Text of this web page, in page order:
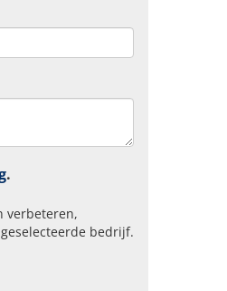
.
verbeteren,
bedrijf.